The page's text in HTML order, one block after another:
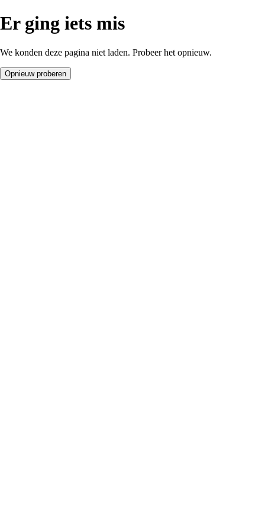
Er ging iets mis
We konden deze pagina niet laden. Probeer het opnieuw.
Opnieuw proberen